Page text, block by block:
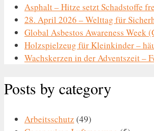
Asphalt – Hitze setzt Schadstoffe
28. April 2026 – Welttag für
Global Asbestos Awareness Week
Holzspielzeug für Kleinkinder –
Wachskerzen in der Adventszeit –
Posts by category
Arbeitsschutz (49)